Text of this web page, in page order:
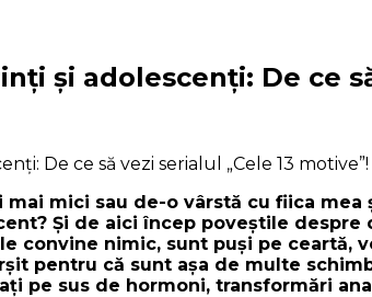
şi adolescenţi: De ce
mici sau de-o vârstă cu fiica
Şi de aici încep poveştile
convine nimic, sunt puşi pe
pentru că sunt aşa de multe
pe sus de hormoni, transformări